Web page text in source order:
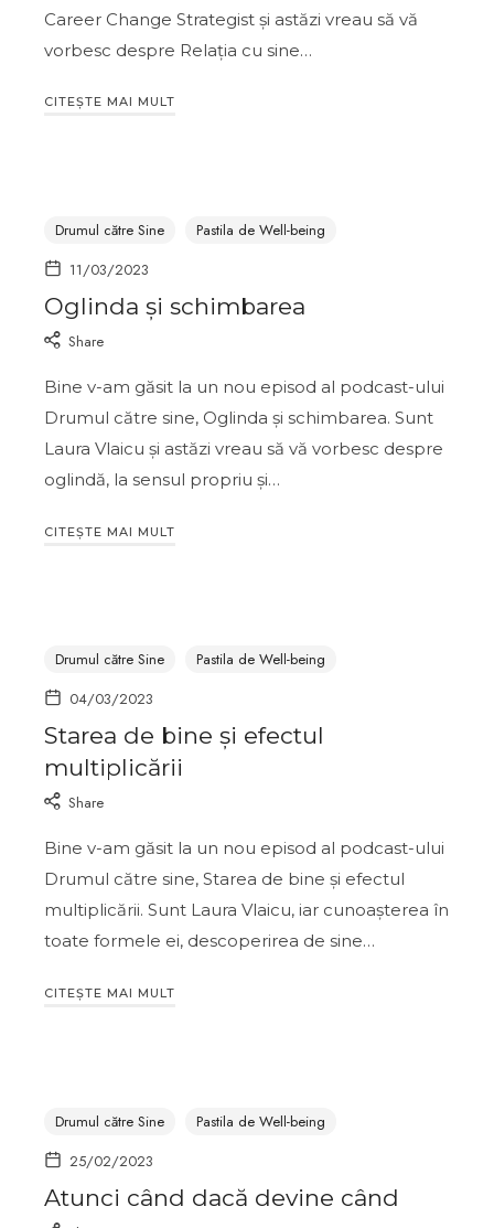
Career Change Strategist și astăzi vreau să vă
vorbesc despre Relația cu sine…
CITEȘTE MAI MULT
Drumul către Sine
Pastila de Well-being
11/03/2023
Oglinda și schimbarea
Share
Bine v-am găsit la un nou episod al podcast-ului
Drumul către sine, Oglinda și schimbarea. Sunt
Laura Vlaicu și astăzi vreau să vă vorbesc despre
oglindă, la sensul propriu și…
CITEȘTE MAI MULT
Drumul către Sine
Pastila de Well-being
04/03/2023
Starea de bine și efectul
multiplicării
Share
Bine v-am găsit la un nou episod al podcast-ului
Drumul către sine, Starea de bine și efectul
multiplicării. Sunt Laura Vlaicu, iar cunoașterea în
toate formele ei, descoperirea de sine…
CITEȘTE MAI MULT
Drumul către Sine
Pastila de Well-being
25/02/2023
Atunci când dacă devine când